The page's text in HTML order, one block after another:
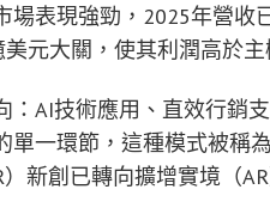
表現強勁，2025年營收
元大關，使其利潤高於主
AI技術應用、直效行銷
一環節，這種模式被稱為
新創已轉向擴增實境（